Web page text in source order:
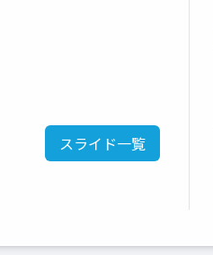
スライド一覧